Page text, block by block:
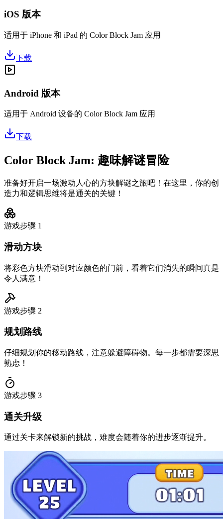
iOS 版本
适用于 iPhone 和 iPad 的 Color Block Jam 应用
下载
Android 版本
适用于 Android 设备的 Color Block Jam 应用
下载
Color Block Jam: 趣味解谜冒险
准备好开启一场激动人心的方块解谜之旅吧！在这里，你的创
造力和逻辑思维将是通关的关键！
游戏步骤 1
滑动方块
将彩色方块滑动到对应颜色的门前，看着它们消失的瞬间真是
令人满意！
游戏步骤 2
规划路线
仔细规划你的移动路线，注意躲避障碍物。每一步都需要深思
熟虑！
游戏步骤 3
通关升级
通过关卡来解锁新的挑战，难度会随着你的进步逐渐提升。